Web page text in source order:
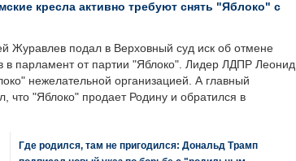
кресла активно требуют снять "Яблоко" с
Журавлев подал в Верховный суд иск об отмене
в парламент от партии "Яблоко". Лидер ЛДПР Леонид
нежелательной организацией. А главный
что "Яблоко" продает Родину и обратился в
Где родился, там не пригодился: Дональд Трамп